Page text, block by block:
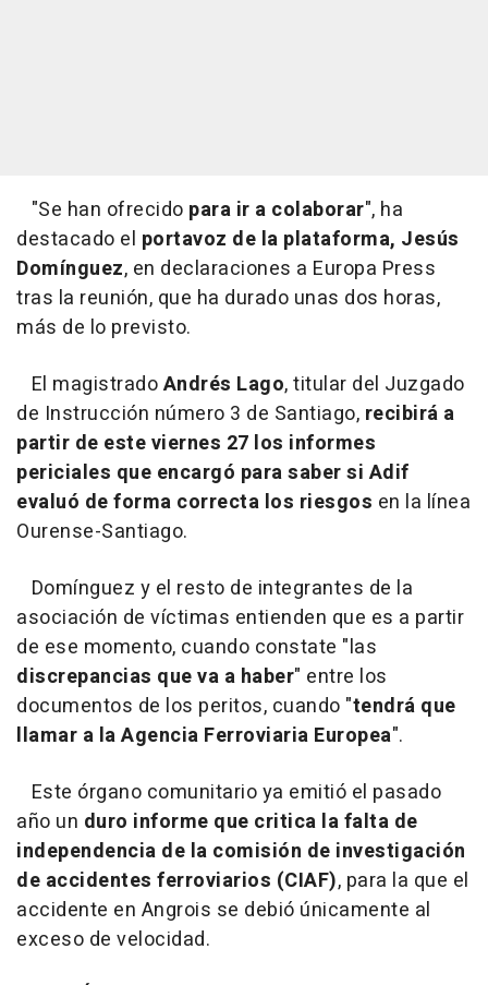
"Se han ofrecido para ir a colaborar", ha
destacado el portavoz de la plataforma, Jesús
Domínguez, en declaraciones a Europa Press
tras la reunión, que ha durado unas dos horas,
más de lo previsto.
El magistradoAndrés Lago, titular del Juzgado
de Instrucción número 3 de Santiago, recibirá a
partir de este viernes 27 los informes
periciales que encargó para saber si Adif
evaluó de forma correcta los riesgos en la línea
Ourense-Santiago.
Domínguez y el resto de integrantes de la
asociación de víctimas entienden que es a partir
de ese momento, cuando constate "las
discrepancias que va a haber" entre los
documentos de los peritos, cuando "tendrá que
llamar a la Agencia Ferroviaria Europea".
Este órgano comunitario ya emitió el pasado
año un duro informe que critica la falta de
independencia de la comisión de investigación
de accidentes ferroviarios (CIAF), para la que el
accidente en Angrois se debió únicamente al
exceso de velocidad.